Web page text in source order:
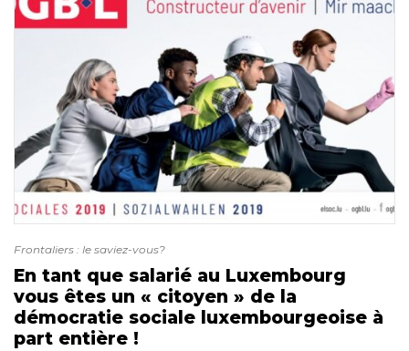
Frontaliers : le saviez-vous?
En tant que salarié au Luxembourg
vous êtes un « citoyen » de la
démocratie sociale luxembourgeoise à
part entière !